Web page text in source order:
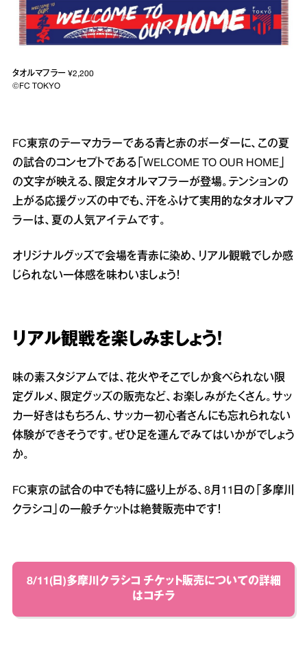
タオルマフラー ¥2,200
©FC TOKYO
FC東京のテーマカラーである青と赤のボーダーに、この夏
の試合のコンセプトである「WELCOME TO OUR HOME」
の文字が映える、限定タオルマフラーが登場。テンションの
上がる応援グッズの中でも、汗をふけて実用的なタオルマフ
ラーは、夏の人気アイテムです。
オリジナルグッズで会場を青赤に染め、リアル観戦でしか感
じられない一体感を味わいましょう！
リアル観戦を楽しみましょう！
味の素スタジアムでは、花火やそこでしか食べられない限
定グルメ、限定グッズの販売など、お楽しみがたくさん。サッ
カー好きはもちろん、サッカー初心者さんにも忘れられない
体験ができそうです。ぜひ足を運んでみてはいかがでしょう
か。
FC東京の試合の中でも特に盛り上がる、8月11日の「多摩川
クラシコ」の一般チケットは絶賛販売中です！
8/11(日)多摩川クラシコ チケット販売についての詳細
はコチラ